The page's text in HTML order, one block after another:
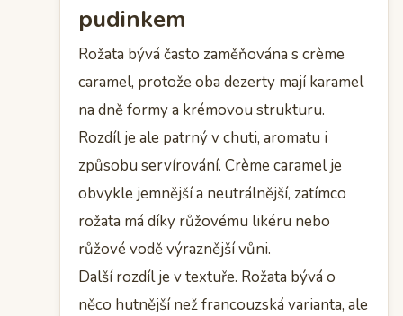
pudinkem
Rožata bývá často zaměňována s crème
caramel, protože oba dezerty mají karamel
na dně formy a krémovou strukturu.
Rozdíl je ale patrný v chuti, aromatu i
způsobu servírování. Crème caramel je
obvykle jemnější a neutrálnější, zatímco
rožata má díky růžovému likéru nebo
růžové vodě výraznější vůni.
Další rozdíl je v textuře. Rožata bývá o
něco hutnější než francouzská varianta, ale